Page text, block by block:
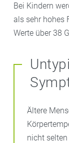
Bei Kindern
als sehr hohes
Werte über 38
Ältere
nicht